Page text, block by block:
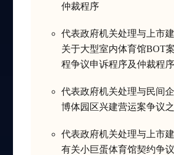
仲裁程序
代表政府机关处理与上市
关于大型室内体育馆BOT
程争议申诉程序及仲裁程序
代表政府机关处理与民间
博体园区兴建营运案争议
代表政府机关处理与上市
有关小巨蛋体育馆契约争